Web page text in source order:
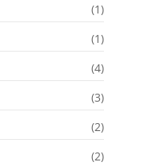
(1)
(1)
(4)
(3)
(2)
(2)